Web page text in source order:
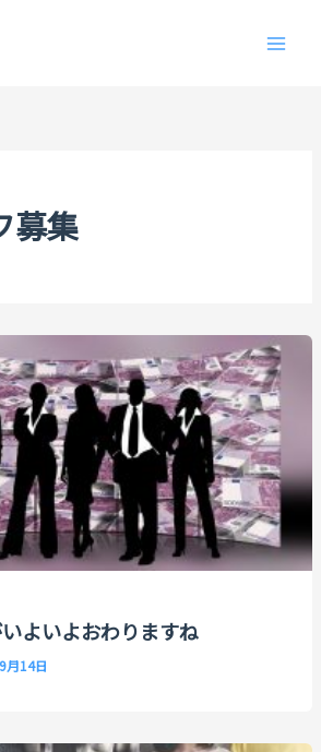
募集
よいよおわりますね
月14日